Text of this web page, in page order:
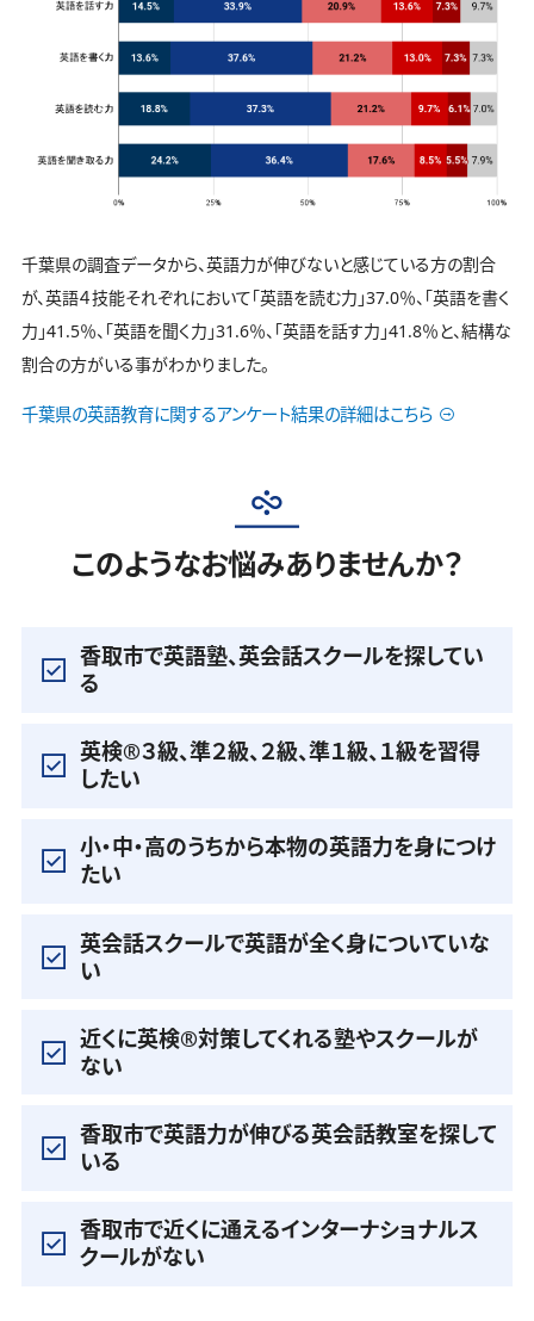
千葉県の調査データから、英語力が伸びないと感じている方の割合
が、英語４技能それぞれにおいて「英語を読む力」37.0％、「英語を書く
力」41.5％、「英語を聞く力」31.6％、「英語を話す力」41.8％と、結構な
割合の方がいる事がわかりました。
千葉県の英語教育に関するアンケート結果の詳細はこちら
このようなお悩みありませんか？
香取市で英語塾、英会話スクールを探してい
る
英検®️３級、準２級、２級、準１級、１級を習得
したい
小・中・高のうちから本物の英語力を身につけ
たい
英会話スクールで英語が全く身についていな
い
近くに英検®️対策してくれる塾やスクールが
ない
香取市で英語力が伸びる英会話教室を探して
いる
香取市で近くに通えるインターナショナルス
クールがない